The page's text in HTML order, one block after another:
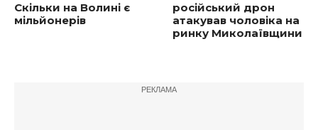
Скільки на Волині є
мільйонерів
російський дрон
атакував чоловіка на
ринку Миколаївщини
РЕКЛАМА